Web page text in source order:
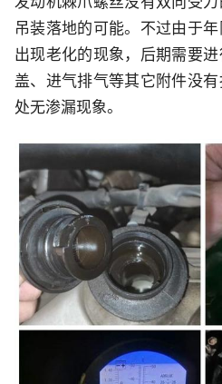
吊装落地的可能。不过由于
出现老化的现象，后期需要
盖、进气排气等其它附件没
处无渗漏现象。